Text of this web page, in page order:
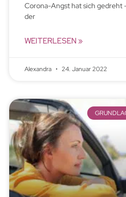
Corona-Angst hat sich gedreht
der
WEITERLESEN »
Alexandra 24. Januar 2022